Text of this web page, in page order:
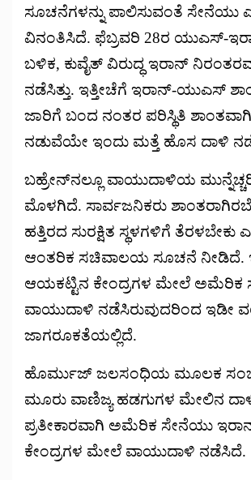
ಸೂಚನೆಗಳನ್ನು ಪಾಲಿಸುವಂತೆ ಸೇನೆಯು
ವಿನಂತಿಸಿದೆ. ಫೆಬ್ರವರಿ 28ರ ಯುಎಸ್-
ಬಳಿಕ, ಕುವೈತ್ ವಿರುದ್ಧ ಇರಾನ್
ನಡೆಸಿತ್ತು. ಇತ್ತೀಚೆಗೆ ಇರಾನ್-ಯುಎಸ್
ಜಾರಿಗೆ ಬಂದ ನಂತರ ಪರಿಸ್ಥಿತಿ
ನಡುವೆಯೇ ಇಂದು ಮತ್ತೆ ಹೊಸ ದಾಳಿ
ಬಹ್ರೇನ್‌ನಲ್ಲೂ ವಾಯುದಾಳಿಯ
ಮೊಳಗಿದೆ. ಸಾರ್ವಜನಿಕರು
ಹತ್ತಿರದ ಸುರಕ್ಷಿತ ಸ್ಥಳಗಳಿಗೆ ತೆರಳಬೇಕು
ಆಂತರಿಕ ಸಚಿವಾಲಯ ಸೂಚನೆ ನೀಡಿದೆ.
ಆಯಕಟ್ಟಿನ ಕೇಂದ್ರಗಳ ಮೇಲೆ ಅಮೆರಿಕ
ವಾಯುದಾಳಿ ನಡೆಸಿರುವುದರಿಂದ ಇಡೀ
ಜಾಗರೂಕತೆಯಲ್ಲಿದೆ.
ಹೊರ್ಮುಜ್ ಜಲಸಂಧಿಯ ಮೂಲಕ
ಮೂರು ವಾಣಿಜ್ಯ ಹಡಗುಗಳ ಮೇಲಿನ
ಪ್ರತೀಕಾರವಾಗಿ ಅಮೆರಿಕ ಸೇನೆಯು
ಕೇಂದ್ರಗಳ ಮೇಲೆ ವಾಯುದಾಳಿ ನಡೆಸಿದೆ.